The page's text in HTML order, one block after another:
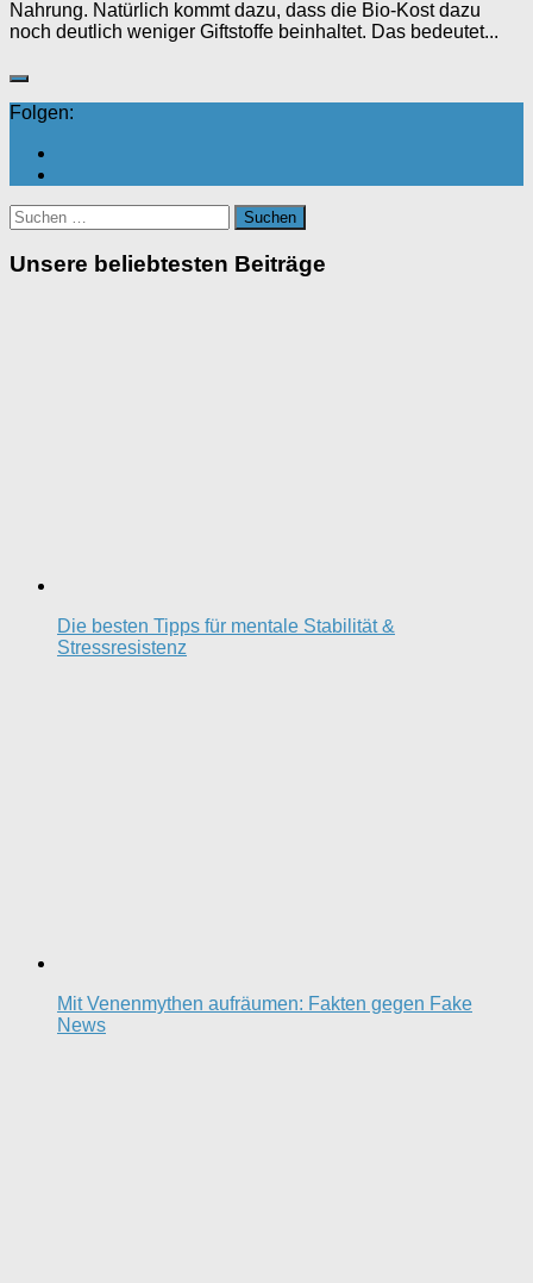
Nahrung. Natürlich kommt dazu, dass die Bio-Kost dazu
noch deutlich weniger Giftstoffe beinhaltet. Das bedeutet...
Folgen:
Suchen
nach:
Unsere beliebtesten Beiträge
Die besten Tipps für mentale Stabilität &
Stressresistenz
Mit Venenmythen aufräumen: Fakten gegen Fake
News